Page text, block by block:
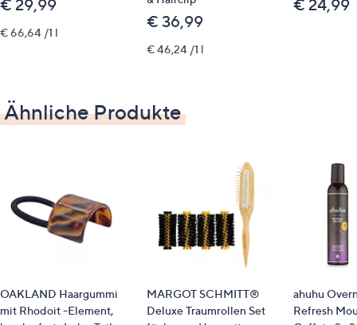
geben, in die Kopfhaut einmassieren, mit Wasser
langsam aufschäumen und gründlich ausspülen
€ 29,99
€ 66,64 /1 l
€ 36,99
€ 46,24 /1 l
€ 24,99
Ähnliche Produkte
OAKLAND Haargummi
mit Rhodoit -Element,
MARGOT SCHMITT®
Deluxe Traumrollen Set
ahuhu
Refresh